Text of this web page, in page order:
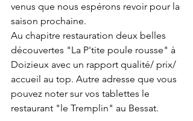
venus que nous espérons revoir pour la
saison prochaine.
Au chapitre restauration deux belles
découvertes "La P'tite poule rousse" à
Doizieux avec un rapport qualité/ prix/
accueil au top. Autre adresse que vous
pouvez noter sur vos tablettes le
restaurant "le Tremplin" au Bessat.